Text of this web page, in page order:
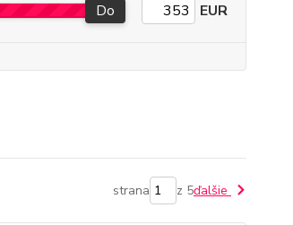
Do EUR
strana z 5ďalšie